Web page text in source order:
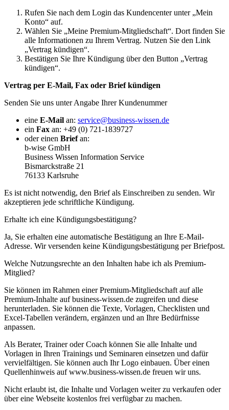
Rufen Sie nach dem Login das Kundencenter unter „Mein
Konto“ auf.
Wählen Sie „Meine Premium-Mitgliedschaft“. Dort finden Sie
alle Informationen zu Ihrem Vertrag. Nutzen Sie den Link
„Vertrag kündigen“.
Bestätigen Sie Ihre Kündigung über den Button „Vertrag
kündigen“.
Vertrag per E-Mail, Fax oder Brief kündigen
Senden Sie uns unter Angabe Ihrer Kundenummer
eine E-Mail an: service@business-wissen.de
ein Fax an: +49 (0) 721-1839727
oder einen Briefan:
b-wise GmbH
Business Wissen Information Service
Bismarckstraße 21
76133 Karlsruhe
Es ist nicht notwendig, den Brief als Einschreiben zu senden. Wir
akzeptieren jede schriftliche Kündigung.
Erhalte ich eine Kündigungsbestätigung?
Ja, Sie erhalten eine automatische Bestätigung an Ihre E-Mail-
Adresse. Wir versenden keine Kündigungsbestätigung per Briefpost.
Welche Nutzungsrechte an den Inhalten habe ich als Premium-
Mitglied?
Sie können im Rahmen einer Premium-Mitgliedschaft auf alle
Premium-Inhalte auf business-wissen.de zugreifen und diese
herunterladen. Sie können die Texte, Vorlagen, Checklisten und
Excel-Tabellen verändern, ergänzen und an Ihre Bedürfnisse
anpassen.
Als Berater, Trainer oder Coach können Sie alle Inhalte und
Vorlagen in Ihren Trainings und Seminaren einsetzen und dafür
vervielfältigen. Sie können auch Ihr Logo einbauen. Über einen
Quellenhinweis auf www.business-wissen.de freuen wir uns.
Nicht erlaubt ist, die Inhalte und Vorlagen weiter zu verkaufen oder
über eine Webseite kostenlos frei verfügbar zu machen.